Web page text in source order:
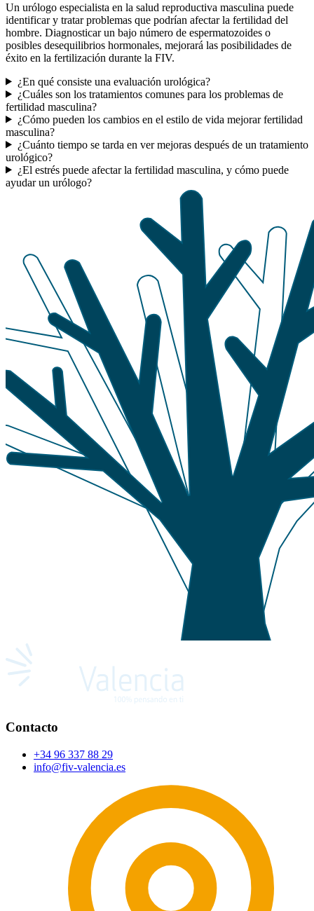
Un urólogo especialista en la salud reproductiva masculina puede
identificar y tratar problemas que podrían afectar la fertilidad del
hombre. Diagnosticar un bajo número de espermatozoides o
posibles desequilibrios hormonales, mejorará las posibilidades de
éxito en la fertilización durante la FIV.
¿En qué consiste una evaluación urológica?
¿Cuáles son los tratamientos comunes para los problemas de
fertilidad masculina?
¿Cómo pueden los cambios en el estilo de vida mejorar fertilidad
masculina?
¿Cuánto tiempo se tarda en ver mejoras después de un tratamiento
urológico?
¿El estrés puede afectar la fertilidad masculina, y cómo puede
ayudar un urólogo?
Contacto
+34 96 337 88 29
info@fiv-valencia.es